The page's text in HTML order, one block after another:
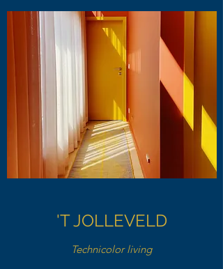
'T JOLLEVELD
Technicolor living